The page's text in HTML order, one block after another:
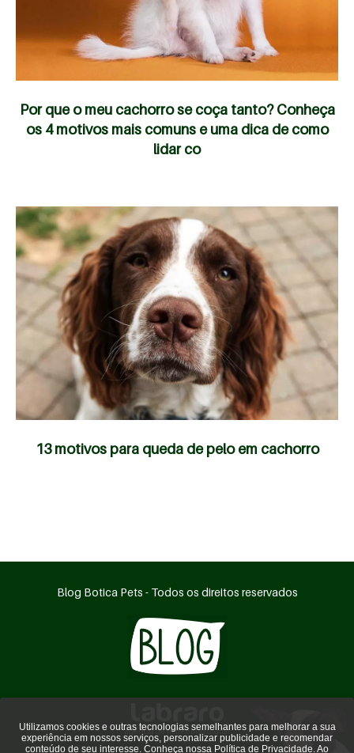
Por que o meu cachorro se coça tanto? Conheça
os 4 motivos mais comuns e uma dica de como
lidar co
13 motivos para queda de pelo em cachorro
Blog Botica Pets - Todos os direitos reservados
agência de marketing digital
Utilizamos cookies e outras tecnologias semelhantes para melhorar a sua
experiência em nossos serviços, personalizar publicidade e recomendar
conteúdo de seu interesse. Conheça nossa Política de Privacidade. Ao